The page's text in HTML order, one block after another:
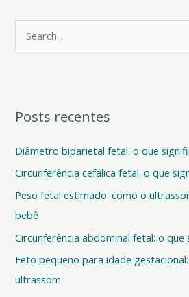
u
s
a
r
p
o
r
:
Posts recentes
Diâmetro biparietal fetal: o que
Circunferência cefálica fetal: o que
Peso fetal estimado: como o
bebê
Circunferência abdominal fetal: o
Feto pequeno para idade
ultrassom